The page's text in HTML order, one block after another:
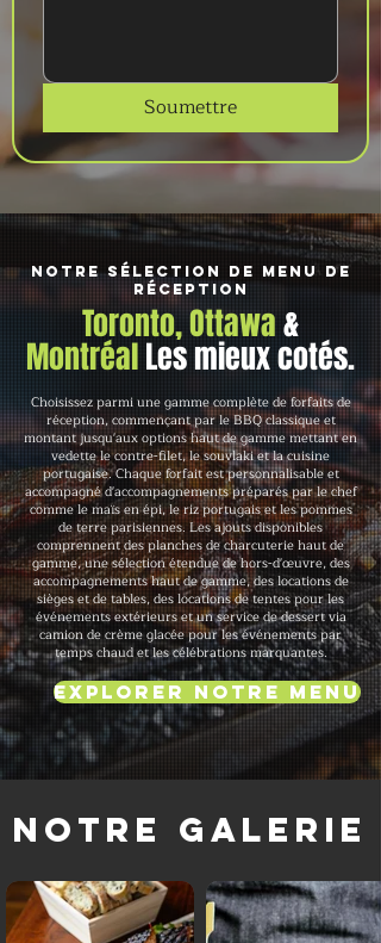
Soumettre
Notre sélection de menu de
réception
Toronto, Ottawa&
MontréalLes mieux cotés.
Choisissez parmi une gamme complète de forfaits de
réception, commençant par le BBQ classique et
montant jusqu'aux options haut de gamme mettant en
vedette le contre-filet, le souvlaki et la cuisine
portugaise. Chaque forfait est personnalisable et
accompagné d'accompagnements préparés par le chef
comme le maïs en épi, le riz portugais et les pommes
de terre parisiennes. Les ajouts disponibles
comprennent des planches de charcuterie haut de
gamme, une sélection étendue de hors-d'œuvre, des
accompagnements haut de gamme, des locations de
sièges et de tables, des locations de tentes pour les
événements extérieurs et un service de dessert via
camion de crème glacée pour les événements par
temps chaud et les célébrations marquantes.
Explorer notre menu
Notre galerie